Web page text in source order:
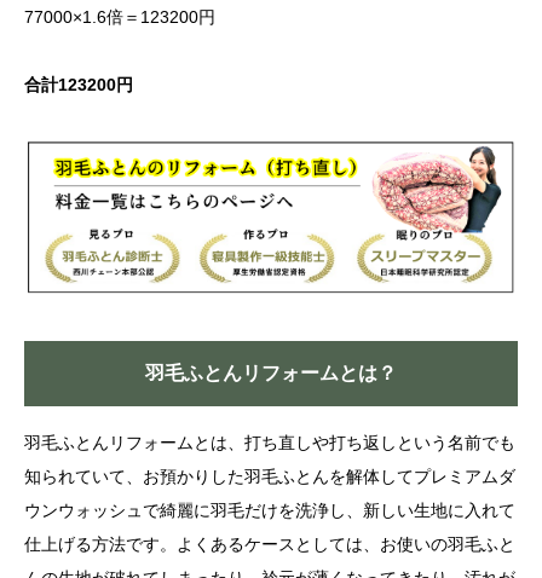
77000×1.6倍＝123200円
合計123200円
羽毛ふとんリフォームとは？
羽毛ふとんリフォームとは、打ち直しや打ち返しという名前でも
知られていて、お預かりした羽毛ふとんを解体してプレミアムダ
ウンウォッシュで綺麗に羽毛だけを洗浄し、新しい生地に入れて
仕上げる方法です。よくあるケースとしては、お使いの羽毛ふと